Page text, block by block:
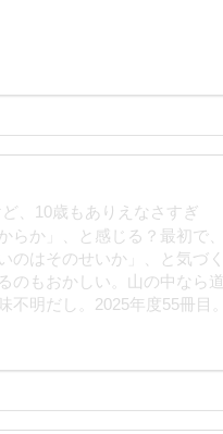
、10歳もありえなさすぎ
らか」、と感じる？最初で、
のはそのせいか」、と気づく
のもおかしい。山の中なら道
明だし。2025年度55冊目。